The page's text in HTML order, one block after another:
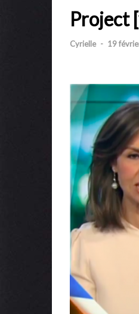
Project
Cyrielle - 19